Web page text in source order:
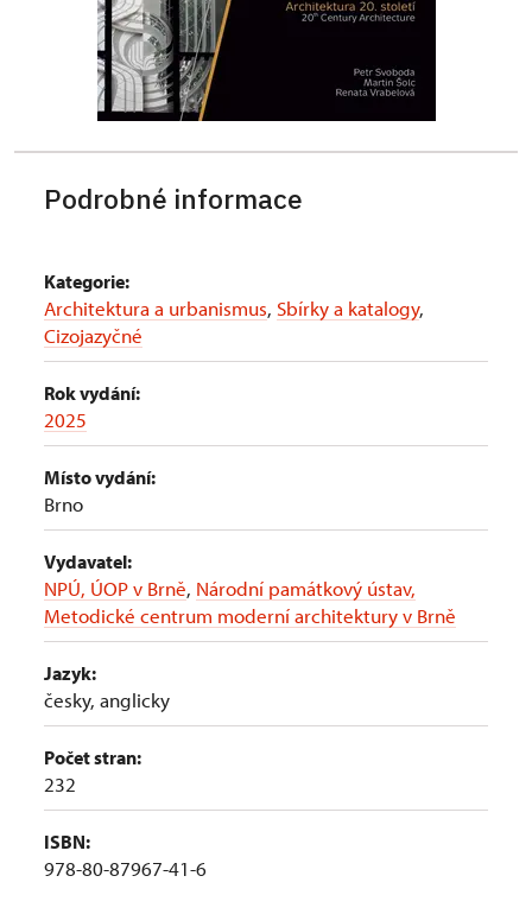
Podrobné informace
Kategorie:
Architektura a urbanismus, Sbírky a katalogy,
Cizojazyčné
Rok vydání:
2025
Místo vydání:
Brno
Vydavatel:
NPÚ, ÚOP v Brně, Národní památkový ústav,
Metodické centrum moderní architektury v Brně
Jazyk:
česky, anglicky
Počet stran:
232
ISBN:
978-80-87967-41-6